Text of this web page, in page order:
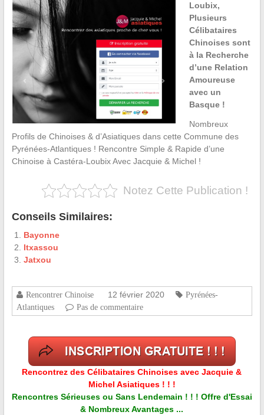
Loubix,
Plusieurs
Célibataires
Chinoises sont
à la Recherche
d’une Relation
Amoureuse
avec un
Basque !
Nombreux
Profils de Chinoises & d’Asiatiques dans cette Commune des
Pyrénées-Atlantiques ! Rencontre Simple & Rapide d’une
Chinoise à Castéra-Loubix Avec Jacquie & Michel !
Notez Cette Publication !
Conseils Similaires:
Bayonne
Itxassou
Jatxou
Rencontrer Chinoise 12 février 2020
Pyrénées-
Atlantiques
Pas de commentaire
Rencontrez des Célibataires Chinoises avec Jacquie &
Michel Asiatiques ! ! !
Rencontres Sérieuses ou Sans Lendemain ! ! ! Offre d'Essai
& Nombreux Avantages ...